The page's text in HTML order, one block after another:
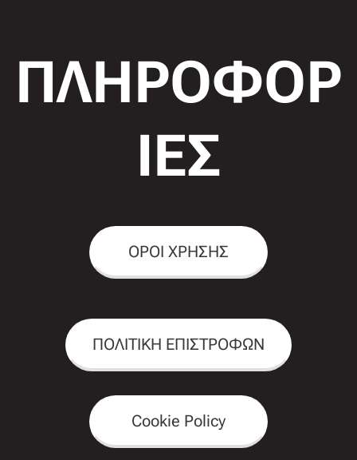
ΠΛΗΡΟΦΟΡ
ΙΕΣ
ΟΡΟΙ ΧΡΗΣΗΣ
ΠΟΛΙΤΙΚΗ ΕΠΙΣΤΡΟΦΩΝ
Cookie Policy